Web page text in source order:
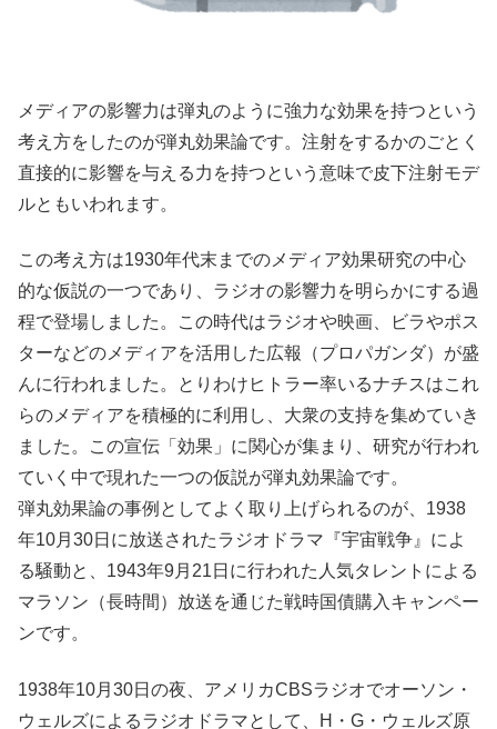
メディアの影響力は弾丸のように強力な効果を持つという
考え方をしたのが弾丸効果論です。注射をするかのごとく
直接的に影響を与える力を持つという意味で皮下注射モデ
ルともいわれます。
この考え方は1930年代末までのメディア効果研究の中心
的な仮説の一つであり、ラジオの影響力を明らかにする過
程で登場しました。この時代はラジオや映画、ビラやポス
ターなどのメディアを活用した広報（プロパガンダ）が盛
んに行われました。とりわけヒトラー率いるナチスはこれ
らのメディアを積極的に利用し、大衆の支持を集めていき
ました。この宣伝「効果」に関心が集まり、研究が行われ
ていく中で現れた一つの仮説が弾丸効果論です。
弾丸効果論の事例としてよく取り上げられるのが、1938
年10月30日に放送されたラジオドラマ『宇宙戦争』によ
る騒動と、1943年9月21日に行われた人気タレントによる
マラソン（長時間）放送を通じた戦時国債購入キャンペー
ンです。
1938年10月30日の夜、アメリカCBSラジオでオーソン・
ウェルズによるラジオドラマとして、H・G・ウェルズ原